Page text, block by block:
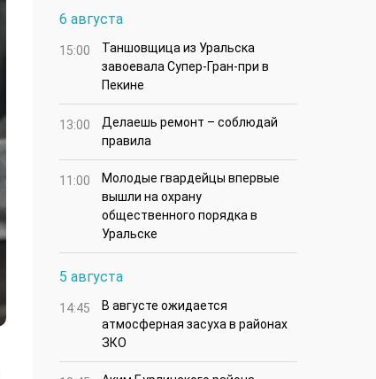
6 августа
15:00
Таншовщица из Уральска
завоевала Супер-Гран-при в
Пекине
13:00
Делаешь ремонт – соблюдай
правила
11:00
Молодые гвардейцы впервые
вышли на охрану
общественного порядка в
Уральске
5 августа
14:45
В августе ожидается
атмосферная засуха в районах
ЗКО